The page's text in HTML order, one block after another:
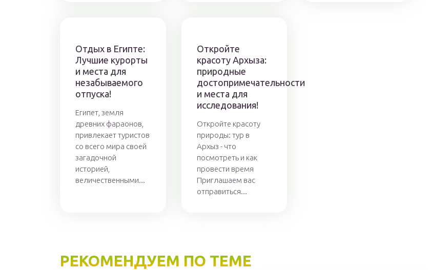
Отдых в Египте:
Лучшие курорты
и места для
незабываемого
отпуска!
Египет, земля
древних фараонов,
привлекает туристов
со всего мира своей
загадочной
историей,
величественными...
Откройте
красоту Архыза:
природные
достопримечательности
и места для
исследования!
Откройте красоту
природы: тур в
Архыз - что
посмотреть и как
провести время
Приглашаем вас
отправиться...
РЕКОМЕНДУЕМ ПО ТЕМЕ